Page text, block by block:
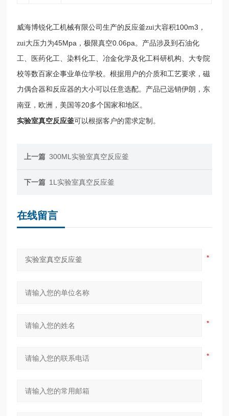
威海博锐化工机械有限公司生产的反应釜zui大容积100m3 ，
zui大压力为45Mpa ，极限真空0.06pa 。产品涉及到石油化
工、医药化工、染料化工、冶金化学及化工科研机构、大专院
校等数百家企事业单位学校。根据用户的介质和工艺要求，磁
力偶合器和反应器的大小可以任意选配。产品已远销伊朗，东
南亚，欧洲，美国等20多个国家和地区。
实验室真空反应釜可以根据客户的需求定制。
上一篇 300ML实验室真空反应釜
下一篇 1L实验室真空反应釜
在线留言